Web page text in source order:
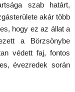
szab határt,
akár több
hogy ez az állat a
a Börzsönybe
védett faj, fontos
évezredek során